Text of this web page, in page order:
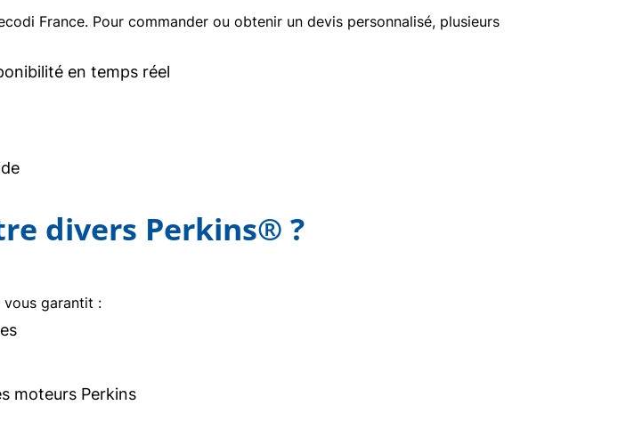
France. Pour commander ou obtenir un devis personnalisé, plusieurs
en temps réel
divers Perkins® ?
garantit :
moteurs Perkins